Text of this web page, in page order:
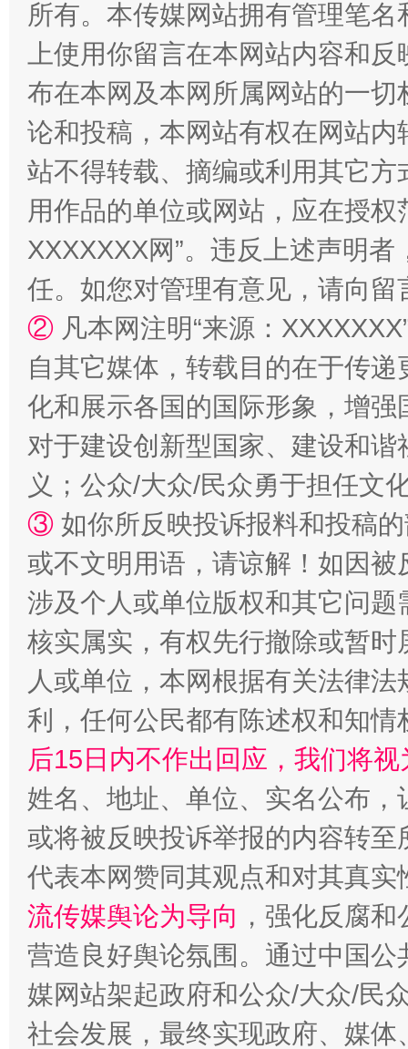
招工难、用工荒背后
网上购药对药下症？
这是一记警钟！ 谢
在谋一域中谋全局
所有。本传媒网站拥有管理笔
上使用你留言在本网站内容和
布在本网及本网所属网站的一
论和投稿，本网站有权在网站
站不得转载、摘编或利用其它
用作品的单位或网站，应在授
XXXXXXX网”。违反上述声明
任。如您对管理有意见，请向
② 凡本网注明“来源：
自其它媒体，转载目的在于传
化和展示各国的国际形象，增
对于建设创新型国家、建设和
义；公众/大众/民众勇于担任文
③ 如你所反映投诉报料和投稿
或不文明用语，请谅解！如因
涉及个人或单位版权和其它问题
核实属实，有权先行撤除或暂
人或单位，本网根据有关法律
利，任何公民都有陈述权和知情
后15日内不作出回应，我们将
姓名、地址、单位、实名公布
或将被反映投诉举报的内容转
代表本网赞同其观点和对其真实
流传媒舆论为导向 ，强化反腐
营造良好舆论氛围。通过中国
媒网站架起政府和公众/大众/民
社会发展，最终实现政府、媒